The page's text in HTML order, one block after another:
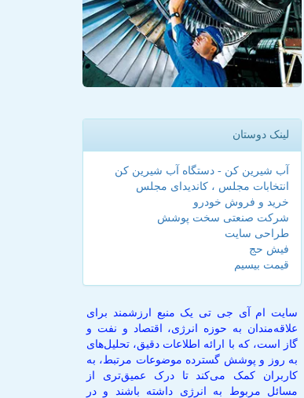
لینک دوستان
آب شیرین کن - دستگاه آب شیرین کن
انتخابات مجلس ، کاندیدای مجلس
خرید و فروش خودرو
شرکت صنعتی سخت پوشش
طراحی سایت
فیش حج
قیمت بیسیم
سایت ام آی جی تی یک منبع ارزشمند برای
علاقه‌مندان به حوزه انرژی، اقتصاد و نفت و
گاز است، که با ارائه اطلاعات دقیق، تحلیل‌های
به روز و پوشش گسترده موضوعات مرتبط، به
کاربران کمک می‌کند تا درک عمیق‌تری از
مسائل مربوط به انرژی داشته باشند و در